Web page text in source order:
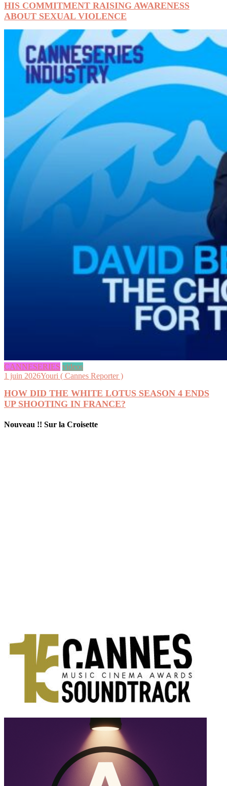
HIS COMMITMENT RAISING AWARENESS
ABOUT SEXUAL VIOLENCE
CANNESERIES videos
1 juin 2026Youri ( Cannes Reporter )
HOW DID THE WHITE LOTUS SEASON 4 ENDS
UP SHOOTING IN FRANCE?
Nouveau !! Sur la Croisette